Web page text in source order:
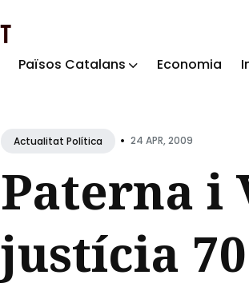
Països Catalans Economia
Blog
Actualitat Política • 24 APR, 2009
Paterna i
justícia